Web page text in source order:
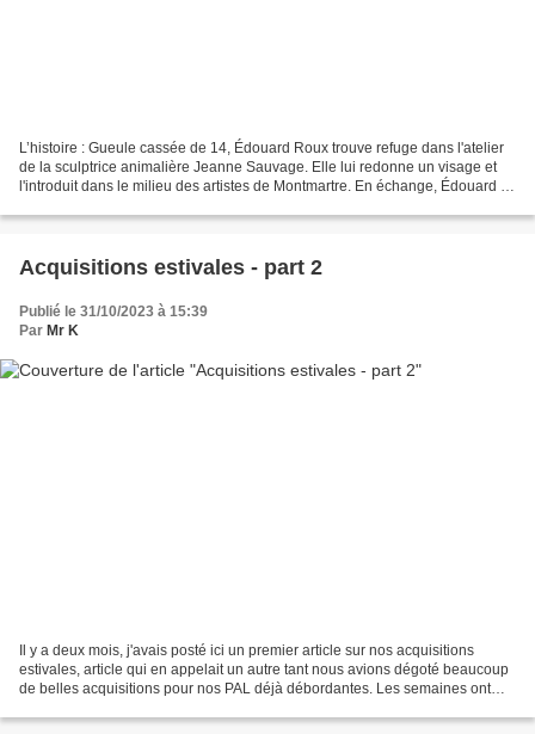
L’histoire : Gueule cassée de 14, Édouard Roux trouve refuge dans l'atelier
de la sculptrice animalière Jeanne Sauvage. Elle lui redonne un visage et
l'introduit dans le milieu des artistes de Montmartre. En échange, Édouard lui
Acquisitions estivales - part 2
Publié le 31/10/2023 à 15:39
Par Mr K
Il y a deux mois, j'avais posté ici un premier article sur nos acquisitions
estivales, article qui en appelait un autre tant nous avions dégoté beaucoup
de belles acquisitions pour nos PAL déjà débordantes. Les semaines ont